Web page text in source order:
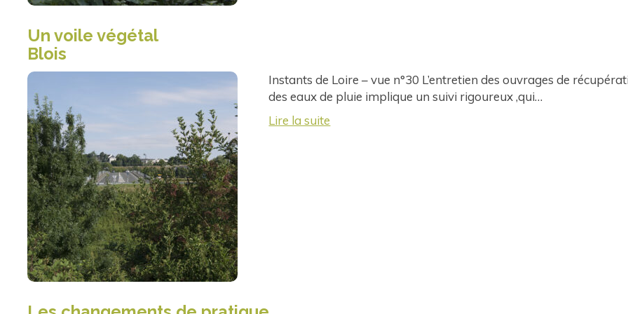
Un voile végétal
Blois
Instants de Loire – vue n°30 L’entretien des ouvrages de
des eaux de pluie implique un suivi rigoureux ,qui…
Lire la suite